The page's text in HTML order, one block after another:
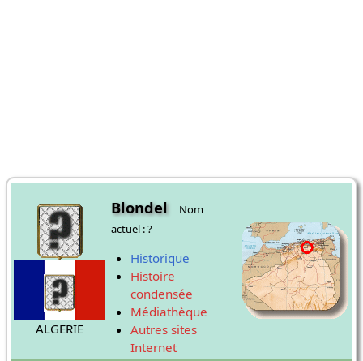
ALGERIE
Blondel
Nom
actuel : ?
Historique
Histoire
condensée
Médiathèque
Autres sites
Internet